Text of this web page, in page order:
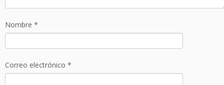
Nombre *
Correo electrónico *